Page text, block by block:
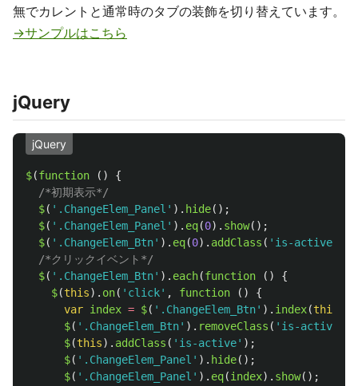
無でカレントと通常時のタブの装飾を切り替えています。
→サンプルはこちら
jQuery
jQuery
$(function ()
{
/*初期表示*/
$( ' .ChangeElem_Panel ' ). hide();
$( ' .ChangeElem_Panel ' ). eq(0). show();
$( ' .ChangeElem_Btn' ). eq(0). addClass ( ' is-active
/*クリックイベント*/
$( ' .ChangeElem_Btn' ). each(function ()
{
$(this). on( ' click' , function ()
{
var index = $( ' .ChangeElem_Btn' ). index(this
$( ' .ChangeElem_Btn' ). removeClass ( ' is-active
$(this). addClass ( ' is-active' );
$( ' .ChangeElem_Panel ' ). hide();
$( ' .ChangeElem_Panel ' ). eq(index). show();